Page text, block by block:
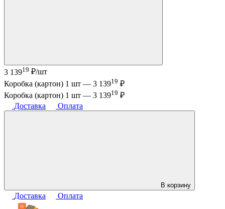
3 13919 ₽/шт
Коробка (картон) 1 шт — 3 13919 ₽
Коробка (картон) 1 шт — 3 13919 ₽
Доставка
Оплата
В корзину
Доставка Оплата